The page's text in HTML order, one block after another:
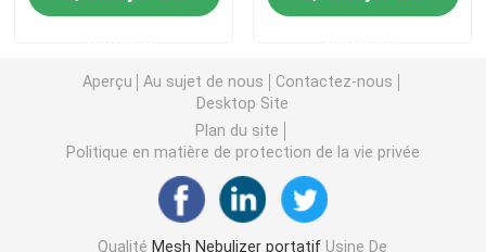
Machine adulte de nébuliseur
Machine d'inhalateur de toux
Machine d'inhalateur de nébuliseur
Aperçu Au sujet de nous
Contactez-nous
Desktop Site
Plan du site
Politique en matière de protection de la vie privée
Qualité Mesh Nebulizer portatif Usine De